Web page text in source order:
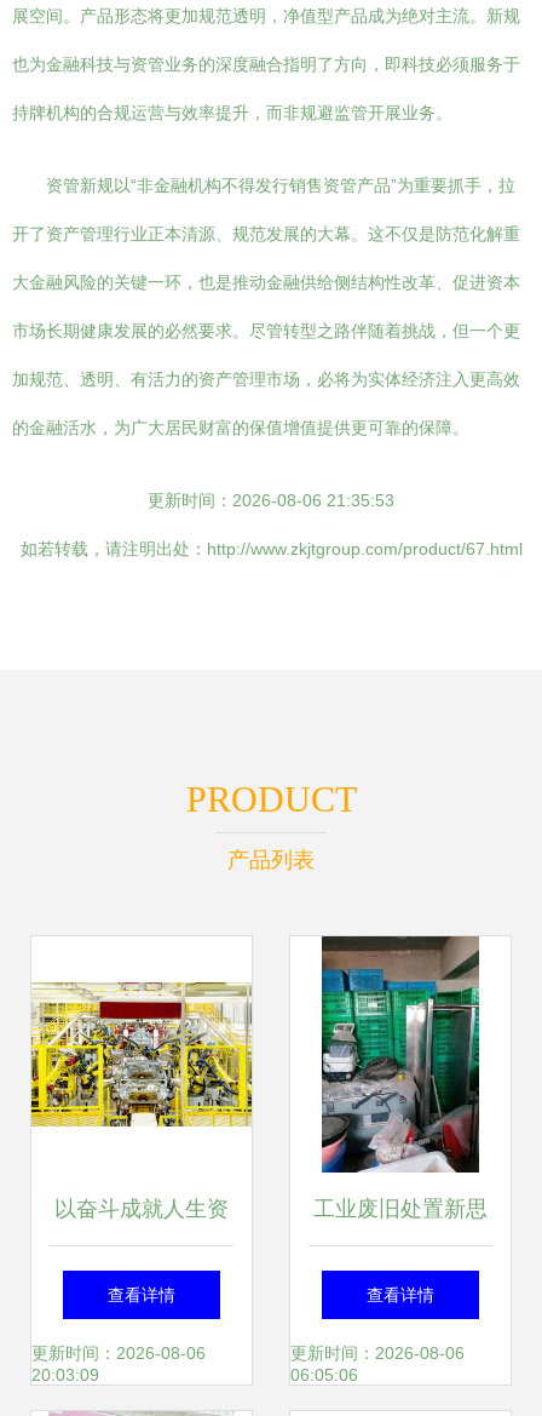
展空间。产品形态将更加规范透明，净值型产品成为绝对主流。新规
也为金融科技与资管业务的深度融合指明了方向，即科技必须服务于
持牌机构的合规运营与效率提升，而非规避监管开展业务。
资管新规以“非金融机构不得发行销售资管产品”为重要抓手，拉
开了资产管理行业正本清源、规范发展的大幕。这不仅是防范化解重
大金融风险的关键一环，也是推动金融供给侧结构性改革、促进资本
市场长期健康发展的必然要求。尽管转型之路伴随着挑战，但一个更
加规范、透明、有活力的资产管理市场，必将为实体经济注入更高效
的金融活水，为广大居民财富的保值增值提供更可靠的保障。
更新时间：2026-08-06 21:35:53
如若转载，请注明出处：http://www.zkjtgroup.com/product/67.html
PRODUCT
产品列表
以奋斗成就人生资
本丨奇瑞捷豹路虎
常熟工厂的员工是
查看详情
更新时间：2026-08-06
20:03:09
工业废旧处置新思
路 食品厂塑料筐与
资产的绿色流转之
查看详情
更新时间：2026-08-06
06:05:06